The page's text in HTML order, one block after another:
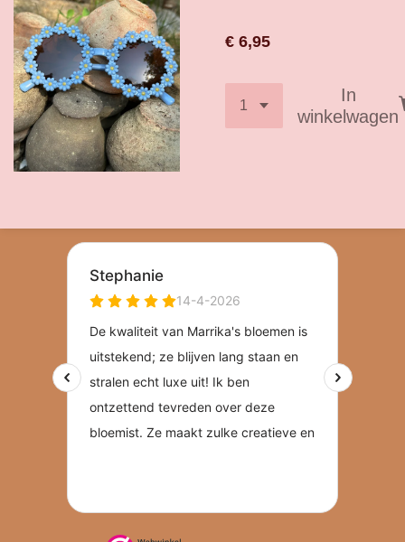
€ 6,95
In
winkelwagen